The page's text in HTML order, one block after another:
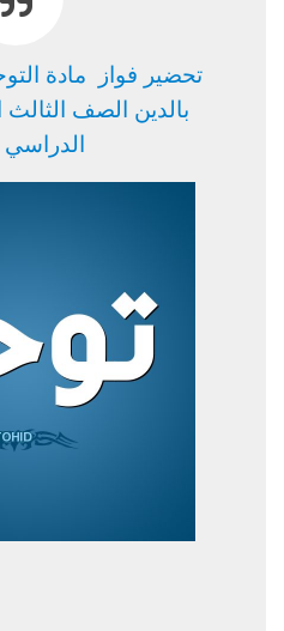
تحضير فواز مادة
بالدين الصف
الدراسي